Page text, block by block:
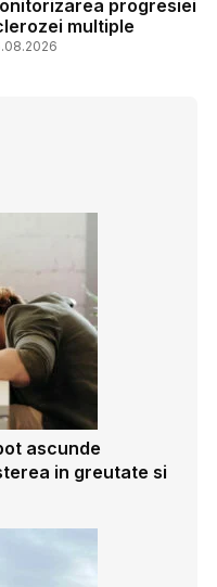
progresiei
multiple
ascunde
in greutate si